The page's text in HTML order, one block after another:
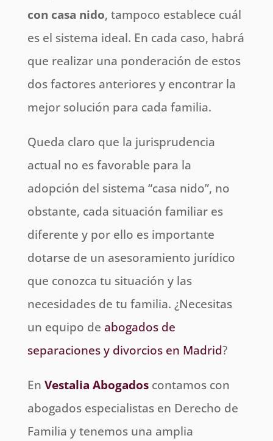
con casa nido, tampoco establece cuál
es el sistema ideal. En cada caso, habrá
que realizar una ponderación de estos
dos factores anteriores y encontrar la
mejor solución para cada familia.
Queda claro que la jurisprudencia
actual no es favorable para la
adopción del sistema “casa nido”, no
obstante, cada situación familiar es
diferente y por ello es importante
dotarse de un asesoramiento jurídico
que conozca tu situación y las
necesidades de tu familia. ¿Necesitas
un equipo de abogados de
separaciones y divorcios en Madrid?
En Vestalia Abogadoscontamos con
abogados especialistas en Derecho de
Familia y tenemos una amplia